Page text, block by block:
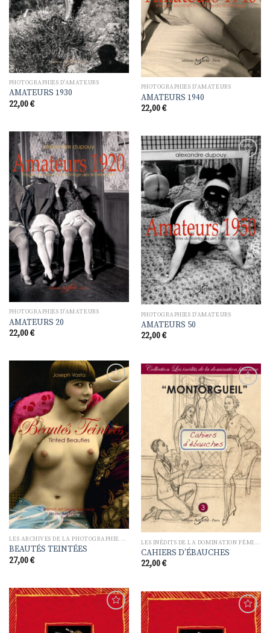
PHOTOGRAPHIES D'AMATEURS
AMATEURS 1930
22,00€
PHOTOGRAPHIES D'AMATEURS
AMATEURS 1940
22,00€
Ajouter
à la
liste de
PHOTOGRAPHIES D'AMATEURS
AMATEURS 20
22,00€
Ajouter
à la
liste de
souhaits
PHOTOGRAPHIES D'AMATEURS
AMATEURS 50
22,00€
Ajouter
à la
liste de
souhaits
LES ARCHIVES DE LA PHOTOGRAPHIE ÉROTIQUE
BEAUTÉS TEINTÉES
27,00€
Ajouter
à la
liste de
souhaits
LES INÉDITS DE LA DOMINATION FÉMININE
CAHIERS D’ÉBAUCHES
22,00€